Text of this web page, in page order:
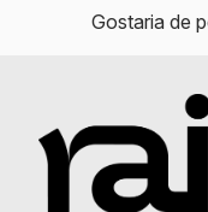
Gostaria de